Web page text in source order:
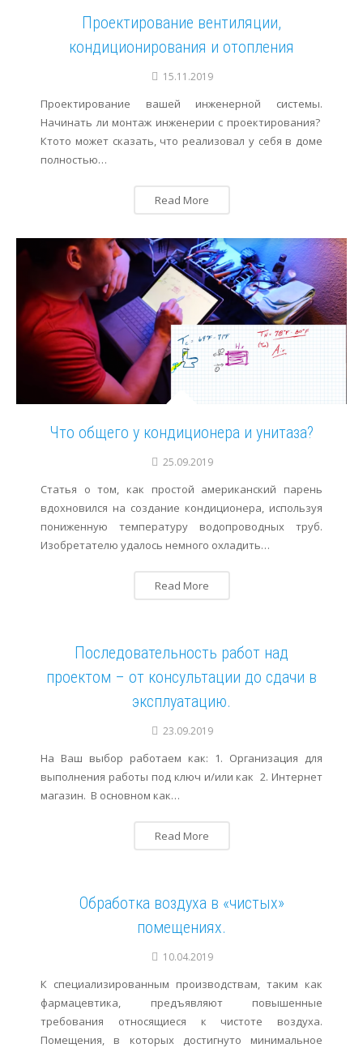
ОсушениеПроектирование вентиляции,
кондиционирования и отопления
15.11.2019
Проектирование вашей инженерной системы.
Начинать ли монтаж инженерии с проектирования?
Ктото может сказать, что реализовал у себя в доме
полностью…
Read More
Что общего у кондиционера и унитаза?
25.09.2019
Статья о том, как простой американский парень
вдохновился на создание кондиционера, используя
пониженную температуру водопроводных труб.
Изобретателю удалось немного охладить…
Read More
Последовательность работ над
проектом – от консультации до сдачи в
эксплуатацию.
23.09.2019
На Ваш выбор работаем как: 1. Организация для
выполнения работы под ключ и/или как 2. Интернет
магазин. В основном как…
Read More
Обработка воздуха в «чистых»
помещениях.
10.04.2019
К специализированным производствам, таким как
фармацевтика, предъявляют повышенные
требования относящиеся к чистоте воздуха.
Помещения, в которых достигнуто минимальное